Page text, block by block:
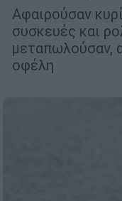
Αφαιρούσαν
συσκευές και
μεταπωλούσαν,
οφέλη